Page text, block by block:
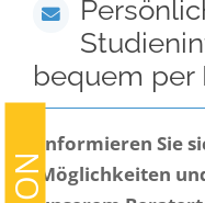
bequem per
Informieren Sie
Möglichkeiten